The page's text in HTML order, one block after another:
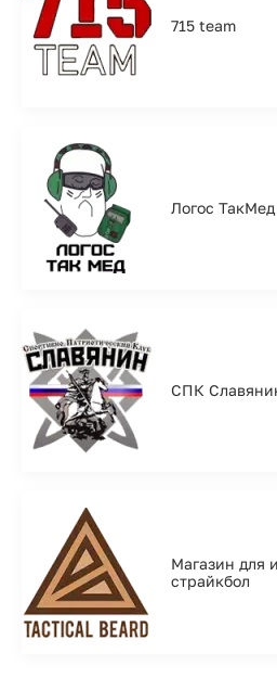
715 team
Логос ТакМед
СПК
Магазин для
страйкбол